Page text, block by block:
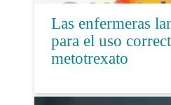
Las enfermeras
para el uso
metotrexato